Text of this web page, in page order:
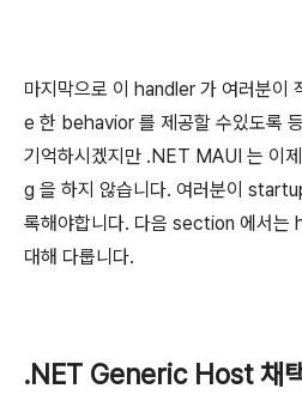
마지막으로 이 handler 가 여러분
e 한 behavior 를 제공할 수있도록
기억하시겠지만 .NET MAUI 는 이
g 을 하지 않습니다. 여러분이
록해야합니다. 다음 section 에서는
대해 다룹니다.
.NET Generic Host 채